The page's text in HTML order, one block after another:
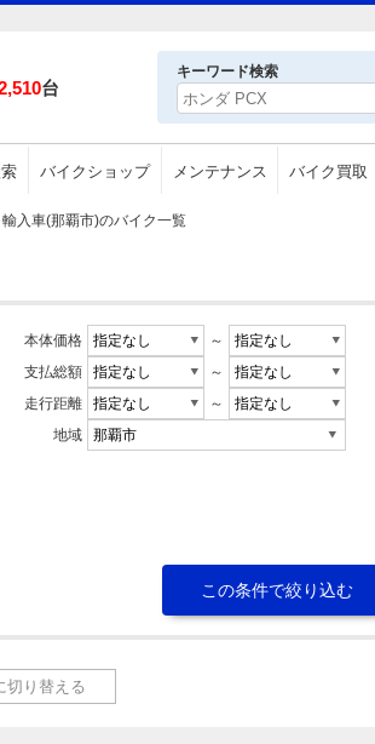
台
キーワード検索
バイクショップ メンテナンス バイク買取
輸入車(那覇市)のバイク一覧
本体価格
～
支払総額
～
走行距離
～
地域
切り替える